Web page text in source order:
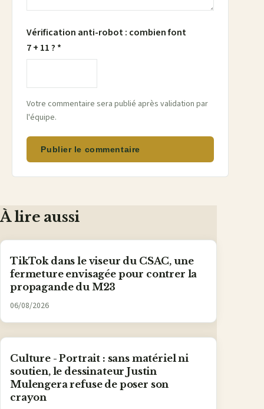
Vérification anti-robot : combien font
7 + 11 ? *
Votre commentaire sera publié après validation par
l'équipe.
Publier le commentaire
À lire aussi
TikTok dans le viseur du CSAC, une
fermeture envisagée pour contrer la
propagande du M23
06/08/2026
Culture - Portrait : sans matériel ni
soutien, le dessinateur Justin
Mulengera refuse de poser son
crayon